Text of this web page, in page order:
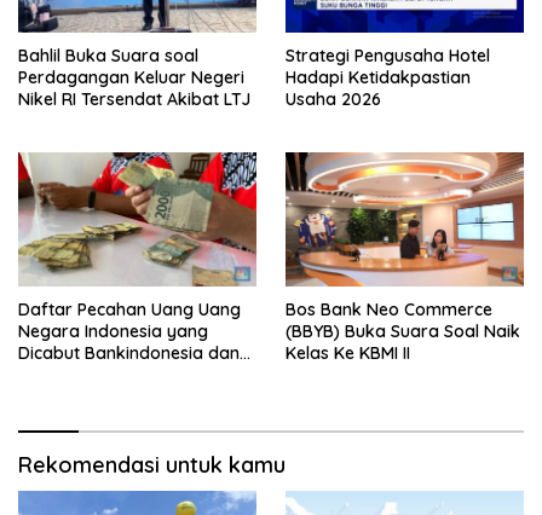
Bahlil Buka Suara soal
Perdagangan Keluar Negeri
Nikel RI Tersendat Akibat LTJ
Strategi Pengusaha Hotel
Hadapi Ketidakpastian
Usaha 2026
Daftar Pecahan Uang Uang
Negara Indonesia yang
Dicabut Bankindonesia dan
Bos Bank Neo Commerce
(BBYB) Buka Suara Soal Naik
Kelas Ke KBMI II
Rekomendasi untuk kamu